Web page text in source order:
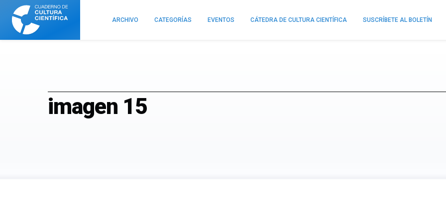
Cuaderno
Cultura
Científica
ARCHIVO CATEGORÍAS EVENTOS CÁTEDRA DE CULTURA CIENTÍFICA SUSCRÍBETE AL BOLETÍN
imagen 15